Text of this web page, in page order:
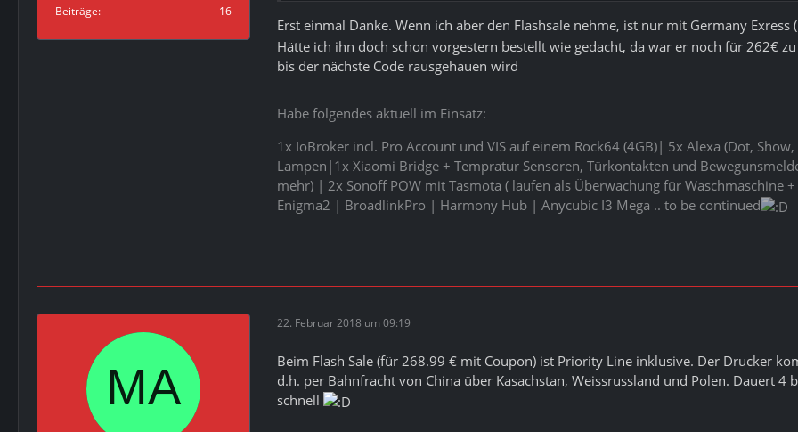
Beiträge
16
Erst einmal Danke. Wenn ich aber den Flashsale nehme, ist nur mit Germany
Hätte ich ihn doch schon vorgestern bestellt wie gedacht, da war er noch für 262€
bis der nächste Code rausgehauen wird
Habe folgendes aktuell im Einsatz:
1x IoBroker incl. Pro Account und VIS auf einem Rock64 (4GB)| 5x Alexa (Dot,
Lampen|1x Xiaomi Bridge + Tempratur Sensoren, Türkontakten und
mehr) | 2x Sonoff POW mit Tasmota ( laufen als Überwachung für Waschmaschine
Enigma2 | BroadlinkPro | Harmony Hub | Anycubic I3 Mega .. to be continued
22. Februar 2018 um 09:19
Beim Flash Sale (für 268.99 € mit Coupon) ist Priority Line inklusive. Der Drucker
d.h. per Bahnfracht von China über Kasachstan, Weissrussland und Polen. Dauert 4
schnell